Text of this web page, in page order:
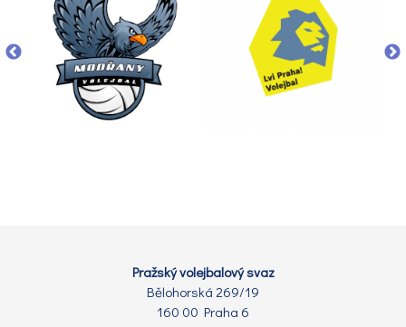
Pražský volejbalový svaz
Bělohorská 269/19
160 00 Praha 6